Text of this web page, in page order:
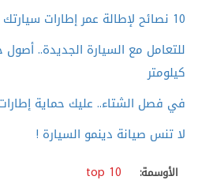
10 نصائح لإطالة عمر إطارات سيارتك
للتعامل مع السيارة الجديدة..
كيلومتر
في فصل الشتاء.. عليك حماية
لا تنس صيانة دينمو السيارة !
الأوسمة: top 10